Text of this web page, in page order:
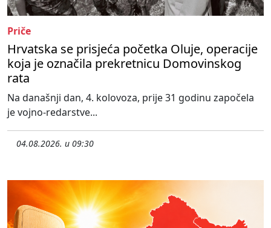
Priče
Hrvatska se prisjeća početka Oluje, operacije
koja je označila prekretnicu Domovinskog
rata
Na današnji dan, 4. kolovoza, prije 31 godinu započela
je vojno-redarstve...
04.08.2026. u 09:30